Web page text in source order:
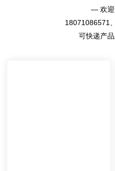
— 欢
18071086571、
可快递产品